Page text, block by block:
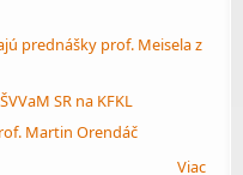
prednášky prof. Meisela z
SR na KFKL
Martin Orendáč
Viac